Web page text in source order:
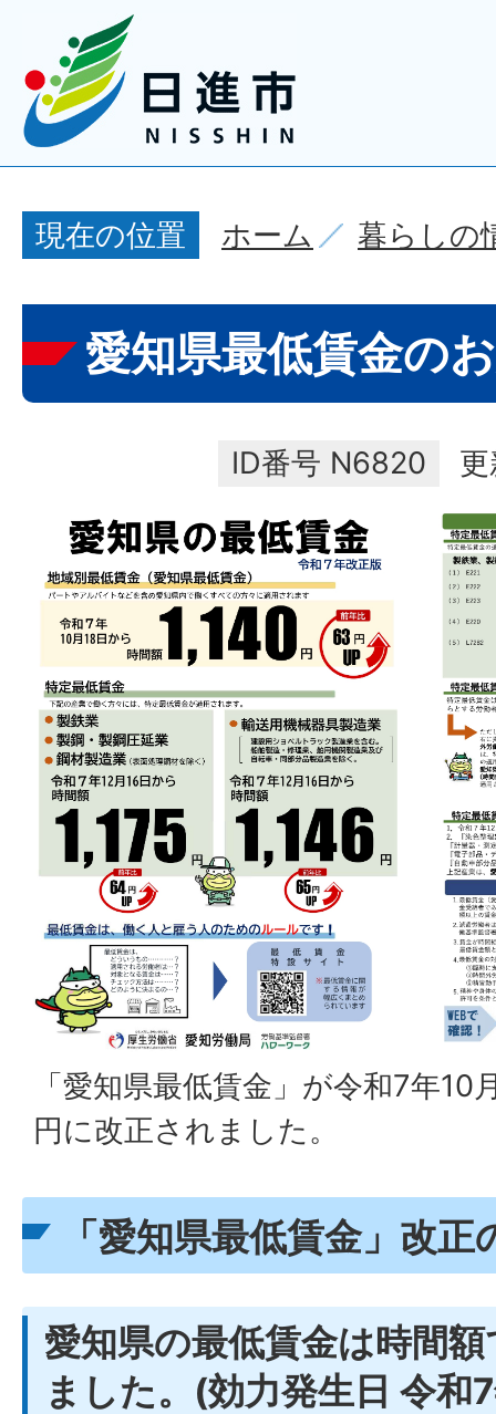
現在の位置 ホーム 暮らしの
愛知県最低賃金の
ID番号 N6820
「愛知県最低賃金」が令和7年10
円に改正されました。
「愛知県最低賃金」改
愛知県の最低賃金は時間
ました。(効力発生日 令和